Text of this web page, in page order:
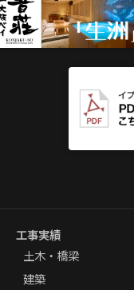
工事実績
土木・橋梁
建築